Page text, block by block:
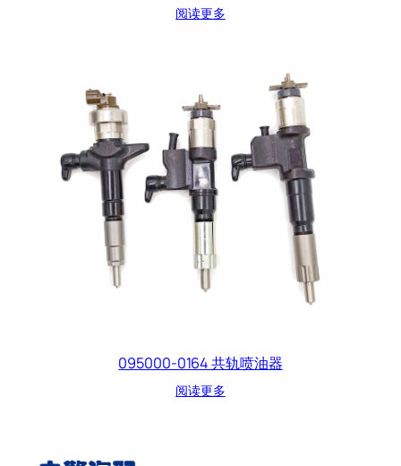
阅读更多
095000-0164 共轨喷油器
阅读更多